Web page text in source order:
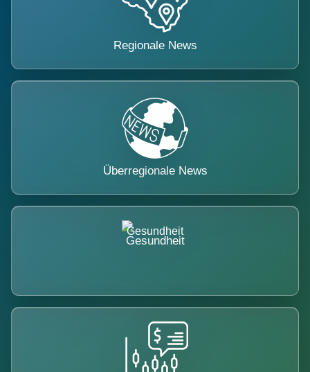
Regionale News
Überregionale News
Gesundheit